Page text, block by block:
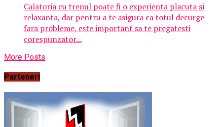
Calatoria cu trenul poate fi o experienta placuta si
relaxanta, dar pentru a te asigura ca totul decurge
fara probleme, este important sa te pregatesti
corespunzator...
More Posts
Parteneri